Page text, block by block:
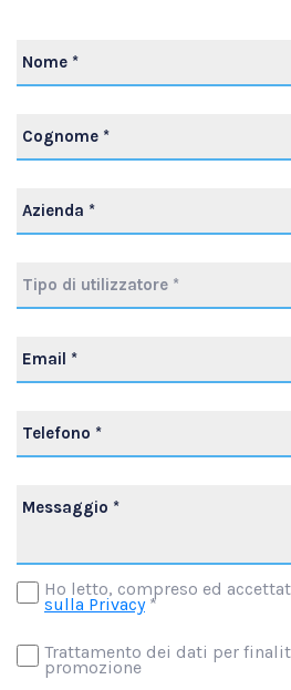
Tipo di utilizzatore *
Ho letto, compreso ed
sulla Privacy*
Trattamento dei dati per
promozione